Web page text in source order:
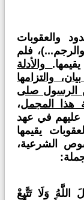
والعقوبات
والرجم...)، فلم
والأدلة
والتزامها
الرسول صلى
هذا المجمل،
عليهم في عهد
يقيمها
الشرعية،
اللَّهُ وَلَا تَتَّبِعْ